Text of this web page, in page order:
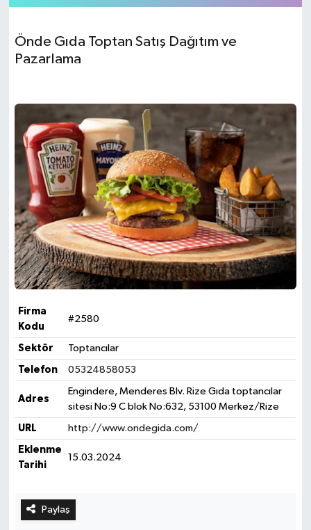
Önde Gıda Toptan Satış Dağıtım ve
Pazarlama
Firma
Kodu
#2580
Sektör Toptancılar
Telefon 05324858053
Adres
Engindere, Menderes Blv. Rize Gıda toptancılar
sitesi No:9 C blok No:632, 53100 Merkez/Rize
URL http://www.ondegida.com/
Eklenme
Tarihi
15.03.2024
Paylaş